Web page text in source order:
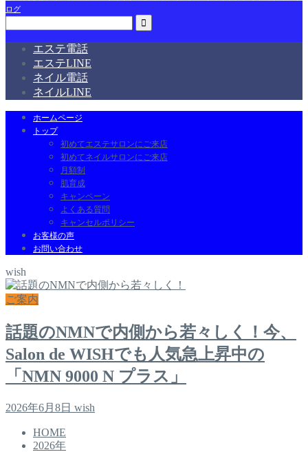
ログ
エステ電話
エステLINE
ネイル電話
ネイルLINE
ホームページ
トップ
初めてエステサロンにご来店
初めてネイルサロンにご来店
月額制
肌育成
キャンペーン
よくある質問
キャンセルポリシー
お客様の声
お問い合わせ
wish
ご案内
話題のNMNで内側から若々しく！今、
Salon de WISHでも人気急上昇中の
「NMN 9000 N プラス」
2026年6月8日 wish
HOME
2026年